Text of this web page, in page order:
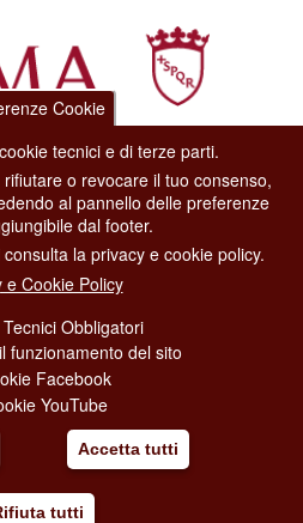
Sport, Turismo e Moda.
TEL. 06 06 08
REDAZIONE
MEDIA POLICY
Cookie
tecnici e di terze parti.
o revocare il tuo consenso,
al pannello delle preferenze
dal footer.
la privacy e cookie policy.
e Cookie Policy
Obbligatori
funzionamento del sito
Facebook
YouTube
Accetta tutti
tutti